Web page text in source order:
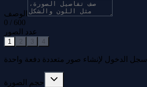
الوصف
0 / 600
عدد الصور
1 2 3 4
سجل الدخول لإنشاء صور متعددة دفعة واحدة
حجم الصورة